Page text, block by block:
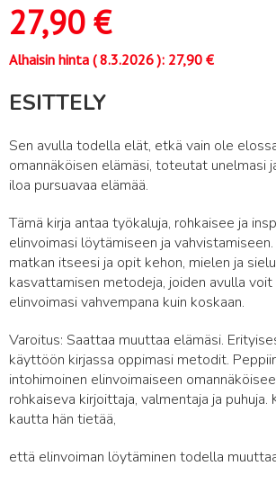
27,90€
Alhaisin hinta (8.3.2026): 27,90 €
ESITTELY
Sen avulla todella elät, etkä vain ole
omannäköisen elämäsi, toteutat unelmasi
iloa pursuavaa elämää.
Tämä kirja antaa työkaluja, rohkaisee ja
elinvoimasi löytämiseen ja
matkan itseesi ja opit kehon, mielen ja
kasvattamisen metodeja, joiden avulla
elinvoimasi vahvempana kuin koskaan.
Varoitus: Saattaa muuttaa elämäsi.
käyttöön kirjassa oppimasi metodit.
intohimoinen elinvoimaiseen
rohkaiseva kirjoittaja, valmentaja ja puhuja.
kautta hän tietää,
että elinvoiman löytäminen todella